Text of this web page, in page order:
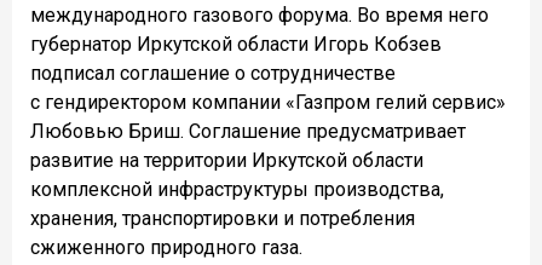
международного газового форума. Во время него
губернатор Иркутской области Игорь Кобзев
подписал соглашение о сотрудничестве
с гендиректором компании «Газпром гелий сервис»
Любовью Бриш. Соглашение предусматривает
развитие на территории Иркутской области
комплексной инфраструктуры производства,
хранения, транспортировки и потребления
сжиженного природного газа.